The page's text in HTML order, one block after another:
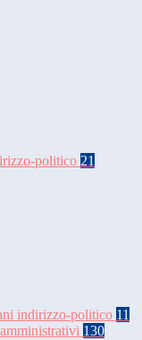
politico 21
indirizzo-politico 11
130